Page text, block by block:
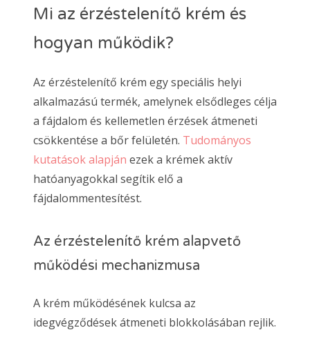
Mi az érzéstelenítő krém és
hogyan működik?
Az érzéstelenítő krém egy speciális helyi
alkalmazású termék, amelynek elsődleges célja
a fájdalom és kellemetlen érzések átmeneti
csökkentése a bőr felületén. Tudományos
kutatások alapján ezek a krémek aktív
hatóanyagokkal segítik elő a
fájdalommentesítést.
Az érzéstelenítő krém alapvető
működési mechanizmusa
A krém működésének kulcsa az
idegvégződések átmeneti blokkolásában rejlik.